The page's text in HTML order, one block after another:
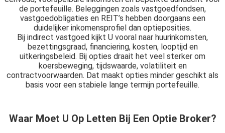
de portefeuille. Beleggingen zoals vastgoedfondsen,
vastgoedobligaties en REIT’s hebben doorgaans een
duidelijker inkomensprofiel dan optieposities.
Bij indirect vastgoed kijkt U vooral naar huurinkomsten,
bezettingsgraad, financiering, kosten, looptijd en
uitkeringsbeleid. Bij opties draait het veel sterker om
koersbeweging, tijdswaarde, volatiliteit en
contractvoorwaarden. Dat maakt opties minder geschikt als
basis voor een stabiele lange termijn portefeuille.
Waar Moet U Op Letten Bij Een Optie Broker?